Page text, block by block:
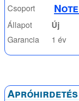
Csoport
Állapot
Új
Garancia
1 év